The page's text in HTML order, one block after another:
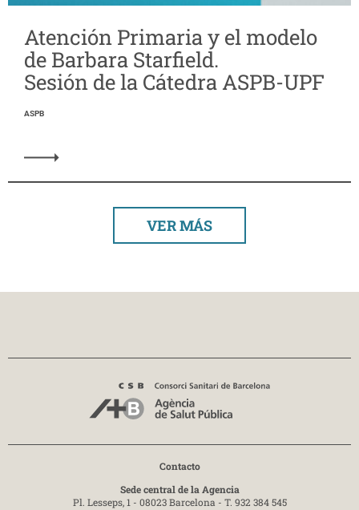
Atención Primaria y el modelo
de Barbara Starfield.
Sesión de la Cátedra ASPB-UPF
ASPB
VER MÁS
Contacto
Sede central de la Agencia
Pl. Lesseps, 1 - 08023 Barcelona - T. 932 384 545